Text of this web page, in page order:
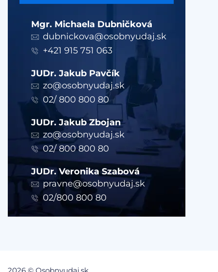
Mgr. Michaela Dubničková
dubnickova@osobnyudaj.sk
+421 915 751 063
JUDr. Jakub Pavčík
zo@osobnyudaj.sk
02/ 800 800 80
JUDr. Jakub Zbojan
zo@osobnyudaj.sk
02/ 800 800 80
JUDr. Veronika Szabová
pravne@osobnyudaj.sk
02/800 800 80